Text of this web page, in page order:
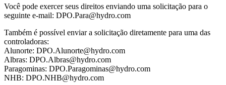
Você pode exercer seus direitos enviando uma solicitação para o
seguinte e-mail: DPO.Para@hydro.com
Também é possível enviar a solicitação diretamente para uma das
controladoras:
Alunorte: DPO.Alunorte@hydro.com
Albras: DPO.Albras@hydro.com
Paragominas: DPO.Paragominas@hydro.com
NHB: DPO.NHB@hydro.com